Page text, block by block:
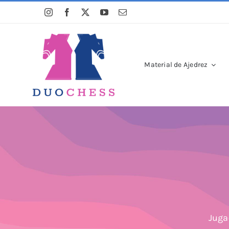
Material de Ajedrez